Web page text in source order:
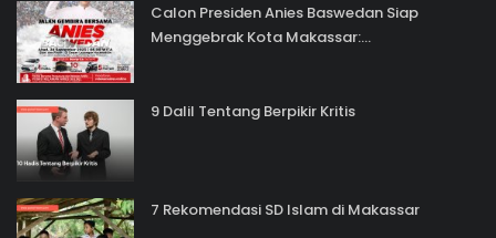
Calon Presiden Anies Baswedan Siap
Menggebrak Kota Makassar:...
9 Dalil Tentang Berpikir Kritis
7 Rekomendasi SD Islam di Makassar